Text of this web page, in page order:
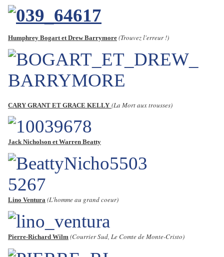
Humphrey Bogart et Drew Barrymore (Trouvez l'erreur !)
CARY GRANT ET GRACE KELLY (La Mort aux trousses)
Jack Nicholson et Warren Beatty
Lino Ventura (L'homme au grand coeur)
Pierre-Richard Wilm (Courrier Sud, Le Comte de Monte-Cristo)